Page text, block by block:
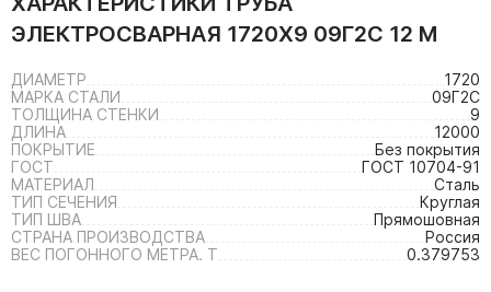
ЭЛЕКТРОСВАРНАЯ 1720Х9 09Г2С 12 М
ДИАМЕТР
1720
МАРКА СТАЛИ
09Г2С
ТОЛЩИНА СТЕНКИ
9
ДЛИНА
12000
ПОКРЫТИЕ
Без покрытия
ГОСТ
ГОСТ 10704-91
МАТЕРИАЛ
Сталь
ТИП СЕЧЕНИЯ
Круглая
ТИП ШВА
Прямошовная
СТРАНА ПРОИЗВОДСТВА
Россия
ВЕС ПОГОННОГО МЕТРА. Т
0.379753